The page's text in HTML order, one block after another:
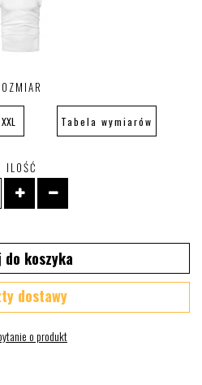
XXL Tabela wymiarów
ILOŚĆ
do koszyka
dostawy